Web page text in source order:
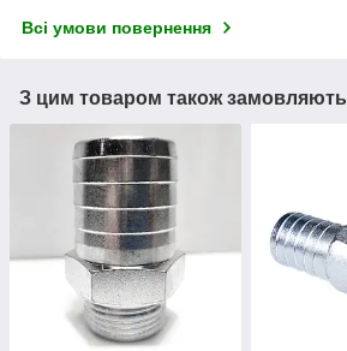
Всі умови повернення
З цим товаром також замовляють